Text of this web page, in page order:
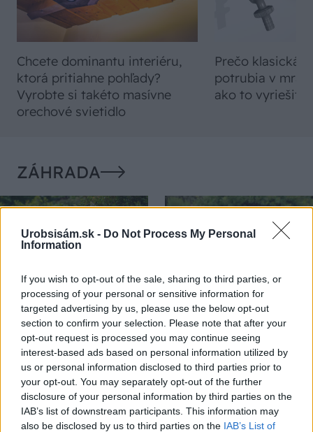
Urobsisám.sk - Do Not Process My Personal
Information
If you wish to opt-out of the sale, sharing to third parties, or
processing of your personal or sensitive information for
targeted advertising by us, please use the below opt-out
section to confirm your selection. Please note that after your
opt-out request is processed you may continue seeing
interest-based ads based on personal information utilized by
us or personal information disclosed to third parties prior to
your opt-out. You may separately opt-out of the further
disclosure of your personal information by third parties on the
IAB’s list of downstream participants. This information may
also be disclosed by us to third parties on the IAB’s List of
Chcete dominantu interiéru,
ktorá pritiahne pohľady?
Vyrobte si takéto masívne
orechové svietidlo
Prečo klasická
potrubia v
ako to vyriešiť
ZÁHRADA
5 trvaliek s
panašovanými listami,
ktoré dodajú vášmu
záhonu celosezónny
šmrnc
Trvalky, ktoré znesú
sucho a teplo? Tieto
vysaďte na miesta, na
ktoré slnko svieti celý
deň